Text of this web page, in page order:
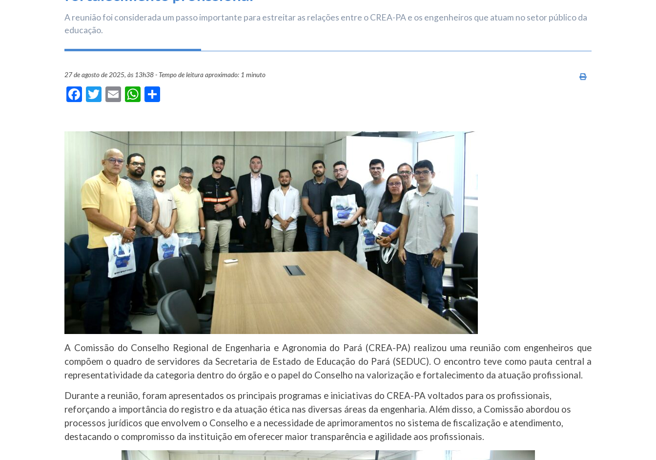
A reunião foi considerada um passo importante para estreitar as relações entre o CREA-PA e os engenheiros que atuam no setor público da
educação.
Imprimir conteúdo
27 de agosto de 2025, às 13h38 - Tempo de leitura aproximado: 1 minuto
Facebook
Twitter
EmailWhatsApp
A Comissão do Conselho Regional de Engenharia e Agronomia do Pará (CREA-PA) realizou uma reunião com engenheiros que
compõem o quadro de servidores da Secretaria de Estado de Educação do Pará (SEDUC). O encontro teve como pauta central a
representatividade da categoria dentro do órgão e o papel do Conselho na valorização e fortalecimento da atuação profissional.
Durante a reunião, foram apresentados os principais programas e iniciativas do CREA-PA voltados para os profissionais,
reforçando a importância do registro e da atuação ética nas diversas áreas da engenharia. Além disso, a Comissão abordou os
processos jurídicos que envolvem o Conselho e a necessidade de aprimoramentos no sistema de fiscalização e atendimento,
destacando o compromisso da instituição em oferecer maior transparência e agilidade aos profissionais.